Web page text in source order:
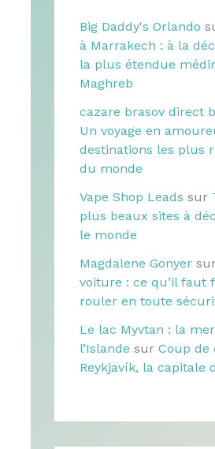
Big Daddy's Orlando
à Marrakech : à la
la plus étendue
Maghreb
cazare brasov direct
Un voyage en
destinations les plus
du monde
Vape Shop Leads sur
plus beaux sites à
le monde
Magdalene Gonyer
voiture : ce qu’il faut
rouler en toute
Le lac Myvtan : la
l’Islande sur Coup
Reykjavík, la capitale